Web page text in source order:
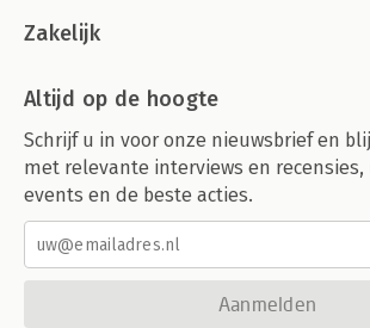
Zakelijk
Altijd op de hoogte
Schrijf u in voor onze nieuwsbrief en
met relevante interviews en
events en de beste acties.
Aanmelden